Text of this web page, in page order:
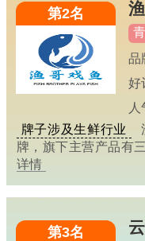
第2名
品
好
人
牌子涉及生鲜行业
牌，旗下主营产品有
详情
第3名